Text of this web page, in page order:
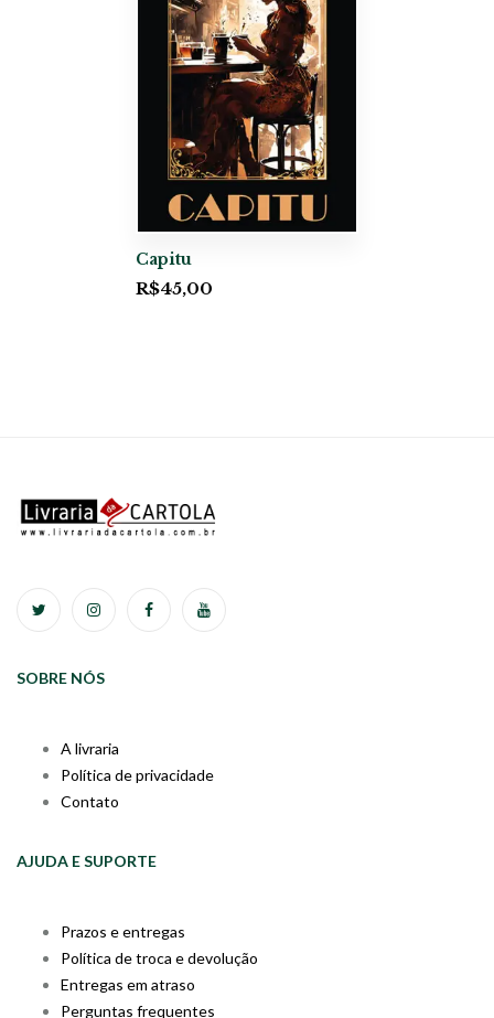
Capitu
R$45,00
SOBRE NÓS
A livraria
Política de privacidade
Contato
AJUDA E SUPORTE
Prazos e entregas
Política de troca e devolução
Entregas em atraso
Perguntas frequentes